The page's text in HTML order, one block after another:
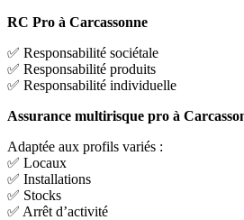
RC Pro à Carcassonne
✅ Responsabilité sociétale
✅ Responsabilité produits
✅ Responsabilité individuelle
Assurance multirisque pro à
Adaptée aux profils variés :
✅ Locaux
✅ Installations
✅ Stocks
✅ Arrêt d’activité